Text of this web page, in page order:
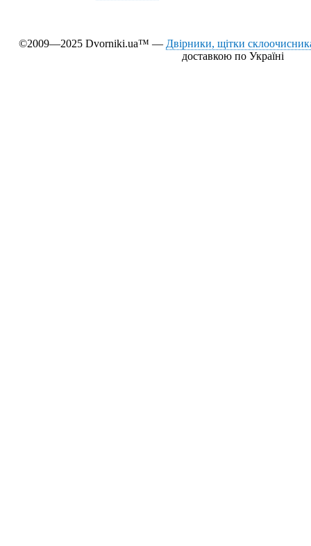
©2009—2025 Dvorniki.ua™ — Двірники, щітки
доставкою по Україні